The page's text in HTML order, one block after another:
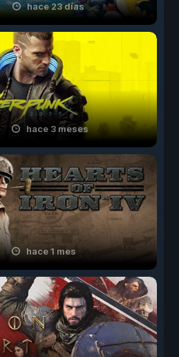
hace 23 días
hace 3 meses
hace 1 mes